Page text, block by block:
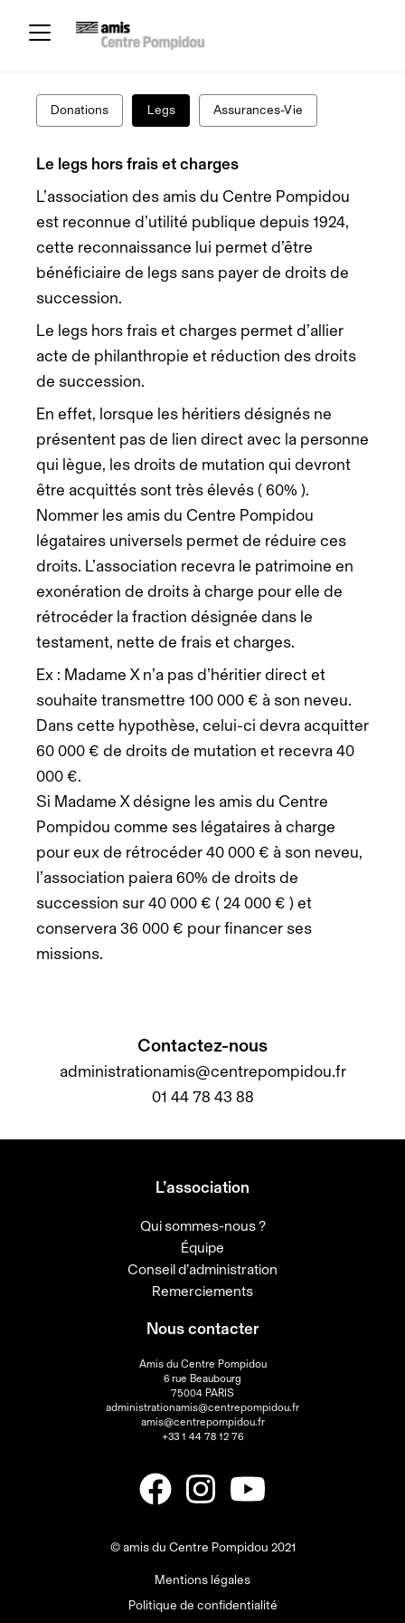
Donations Legs Assurances-Vie
Le legs hors frais et charges
L’association des amis du Centre Pompidou
est reconnue d’utilité publique depuis 1924,
cette reconnaissance lui permet d’être
bénéficiaire de legs sans payer de droits de
succession.
Le legs hors frais et charges permet d’allier
acte de philanthropie et réduction des droits
de succession.
En effet, lorsque les héritiers désignés ne
présentent pas de lien direct avec la personne
qui lègue, les droits de mutation qui devront
être acquittés sont très élevés ( 60% ).
Nommer les amis du Centre Pompidou
légataires universels permet de réduire ces
droits. L’association recevra le patrimoine en
exonération de droits à charge pour elle de
rétrocéder la fraction désignée dans le
testament, nette de frais et charges.
Ex : Madame X n’a pas d’héritier direct et
souhaite transmettre 100 000 € à son neveu.
Dans cette hypothèse, celui-ci devra acquitter
60 000 € de droits de mutation et recevra 40
000 €.
Si Madame X désigne les amis du Centre
Pompidou comme ses légataires à charge
pour eux de rétrocéder 40 000 € à son neveu,
l’association paiera 60% de droits de
succession sur 40 000 € ( 24 000 € ) et
conservera 36 000 € pour financer ses
missions.
Contactez-nous
administrationamis@centrepompidou.fr
01 44 78 43 88
L’association
Qui sommes-nous ?
Équipe
Conseil d’administration
Remerciements
Nous contacter
Amis du Centre Pompidou
6 rue Beaubourg
75004 PARIS
administrationamis@centrepompidou.fr
amis@centrepompidou.fr
+33 1 44 78 12 76
© amis du Centre Pompidou 2021
Mentions légales
Politique de confidentialité